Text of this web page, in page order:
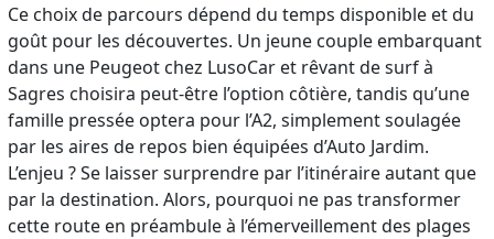
Ce choix de parcours dépend du temps disponible et du
goût pour les découvertes. Un jeune couple embarquant
dans une Peugeot chez LusoCar et rêvant de surf à
Sagres choisira peut-être l’option côtière, tandis qu’une
famille pressée optera pour l’A2, simplement soulagée
par les aires de repos bien équipées d’Auto Jardim.
L’enjeu ? Se laisser surprendre par l’itinéraire autant que
par la destination. Alors, pourquoi ne pas transformer
cette route en préambule à l’émerveillement des plages